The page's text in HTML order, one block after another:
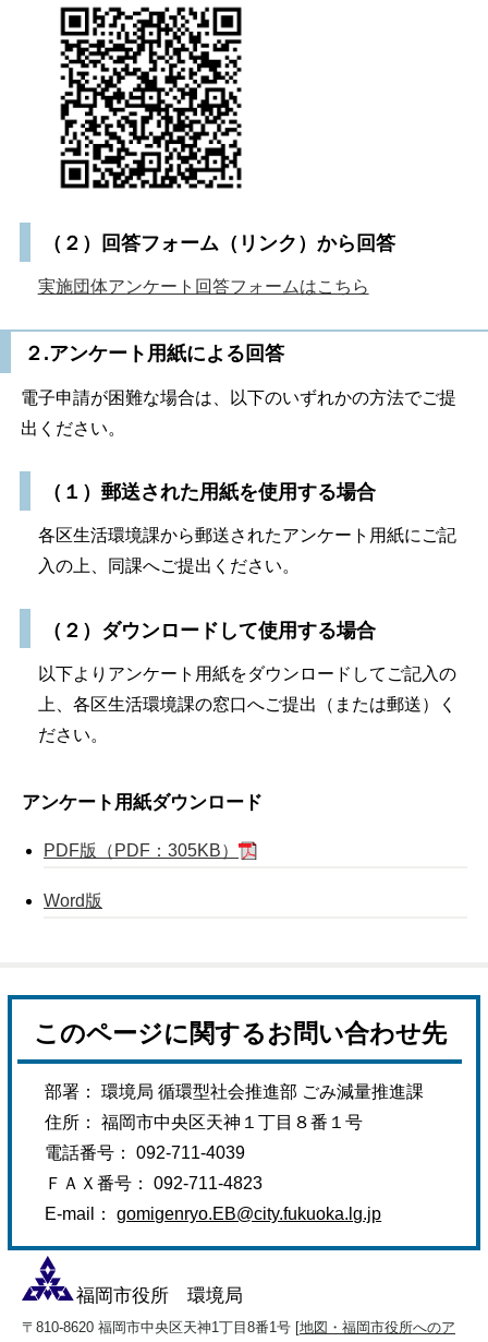
（２）回答フォーム（リンク）から回答
実施団体アンケート回答フォームはこちら
２.アンケート用紙による回答
電子申請が困難な場合は、以下のいずれかの方法でご提
出ください。
（１）郵送された用紙を使用する場合
各区生活環境課から郵送されたアンケート用紙にご記
入の上、同課へご提出ください。
（２）ダウンロードして使用する場合
以下よりアンケート用紙をダウンロードしてご記入の
上、各区生活環境課の窓口へご提出（または郵送）く
ださい。
アンケート用紙ダウンロード
PDF版（PDF：305KB）
Word版
このページに関するお問い合わせ先
部署： 環境局 循環型社会推進部 ごみ減量推進課
住所： 福岡市中央区天神１丁目８番１号
電話番号： 092-711-4039
ＦＡＸ番号： 092-711-4823
E-mail：gomigenryo.EB@city.fukuoka.lg.jp
福岡市役所 環境局
〒810-8620 福岡市中央区天神1丁目8番1号 [地図・福岡市役所へのア